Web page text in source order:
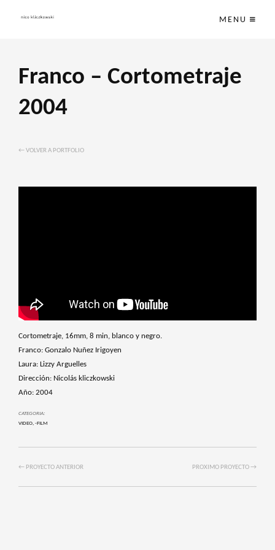
MENU
Franco – Cortometraje
2004
← VOLVER A PORTFOLIO
Cortometraje, 16mm, 8 min, blanco y negro.
Franco: Gonzalo Nuñez Irigoyen
Laura: Lizzy Arguelles
Dirección: Nicolás kliczkowski
Año: 2004
CATEGORIA:
VIDEO, -FILM
PROXIMO PROYECTO →
← PROYECTO ANTERIOR